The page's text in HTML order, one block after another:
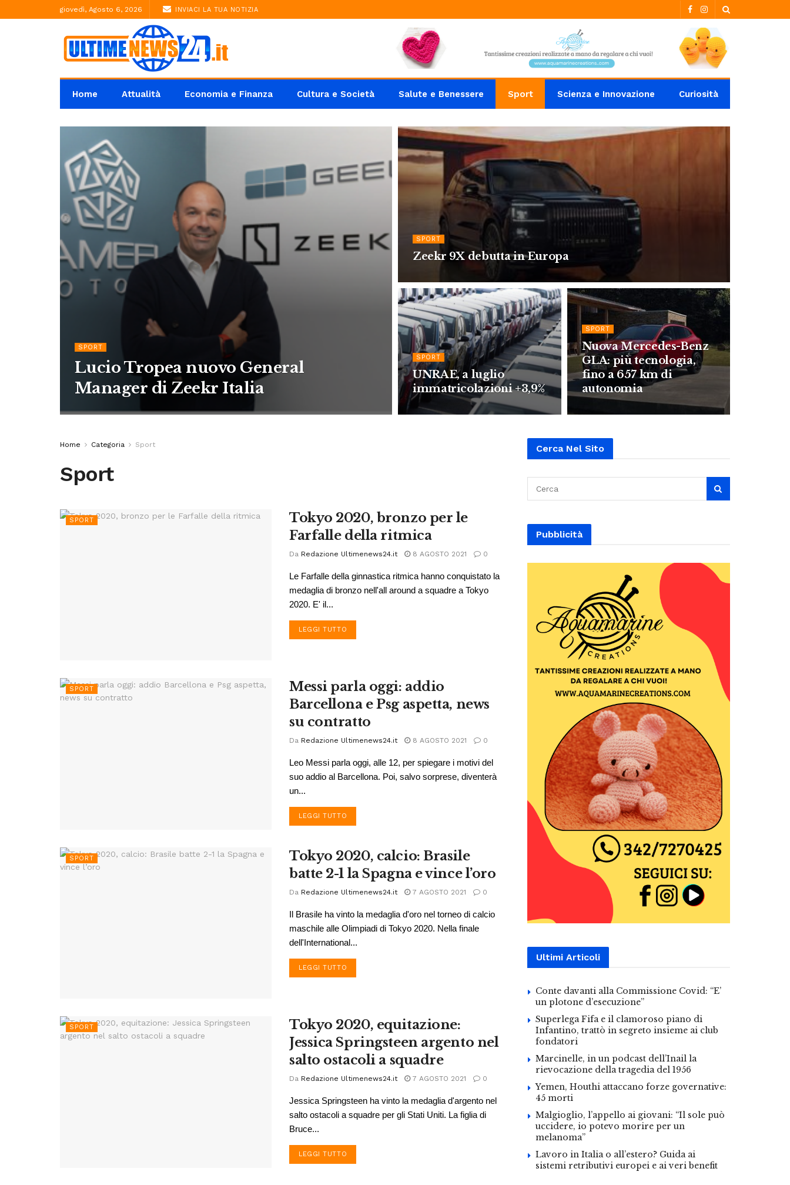
giovedì, Agosto 6, 2026 INVIACI LA TUA NOTIZIA
Home Attualità Economia e Finanza Cultura e Società Salute e Benessere Sport Scienza e Innovazione Curiosità
SPORT
Lucio Tropea nuovo General
Manager di Zeekr Italia
SPORT
Zeekr 9X debutta in Europa
SPORT
UNRAE, a luglio
immatricolazioni +3,9%
SPORT
Nuova Mercedes-Benz
GLA: più tecnologia,
fino a 657 km di
autonomia
Home Categoria Sport
Sport
SPORT
Tokyo 2020, bronzo per le
Farfalle della ritmica
Da Redazione Ultimenews24.it 8 AGOSTO 2021 0
Le Farfalle della ginnastica ritmica hanno conquistato la
medaglia di bronzo nell'all around a squadre a Tokyo
2020. E' il...
LEGGI TUTTO
SPORT
Messi parla oggi: addio
Barcellona e Psg aspetta, news
su contratto
Da Redazione Ultimenews24.it 8 AGOSTO 2021 0
Leo Messi parla oggi, alle 12, per spiegare i motivi del
suo addio al Barcellona. Poi, salvo sorprese, diventerà
un...
LEGGI TUTTO
SPORT
Tokyo 2020, calcio: Brasile
batte 2-1 la Spagna e vince l’oro
Da Redazione Ultimenews24.it 7 AGOSTO 2021 0
Il Brasile ha vinto la medaglia d'oro nel torneo di calcio
maschile alle Olimpiadi di Tokyo 2020. Nella finale
dell'International...
LEGGI TUTTO
SPORT
Tokyo 2020, equitazione:
Jessica Springsteen argento nel
salto ostacoli a squadre
Da Redazione Ultimenews24.it 7 AGOSTO 2021 0
Jessica Springsteen ha vinto la medaglia d'argento nel
salto ostacoli a squadre per gli Stati Uniti. La figlia di
Bruce...
LEGGI TUTTO
Cerca Nel Sito
Pubblicità
Ultimi Articoli
Conte davanti alla Commissione Covid: “E’
un plotone d’esecuzione”
Superlega Fifa e il clamoroso piano di
Infantino, trattò in segreto insieme ai club
fondatori
Marcinelle, in un podcast dell’Inail la
rievocazione della tragedia del 1956
Yemen, Houthi attaccano forze governative:
45 morti
Malgioglio, l’appello ai giovani: “Il sole può
uccidere, io potevo morire per un
melanoma”
Lavoro in Italia o all’estero? Guida ai
sistemi retributivi europei e ai veri benefit